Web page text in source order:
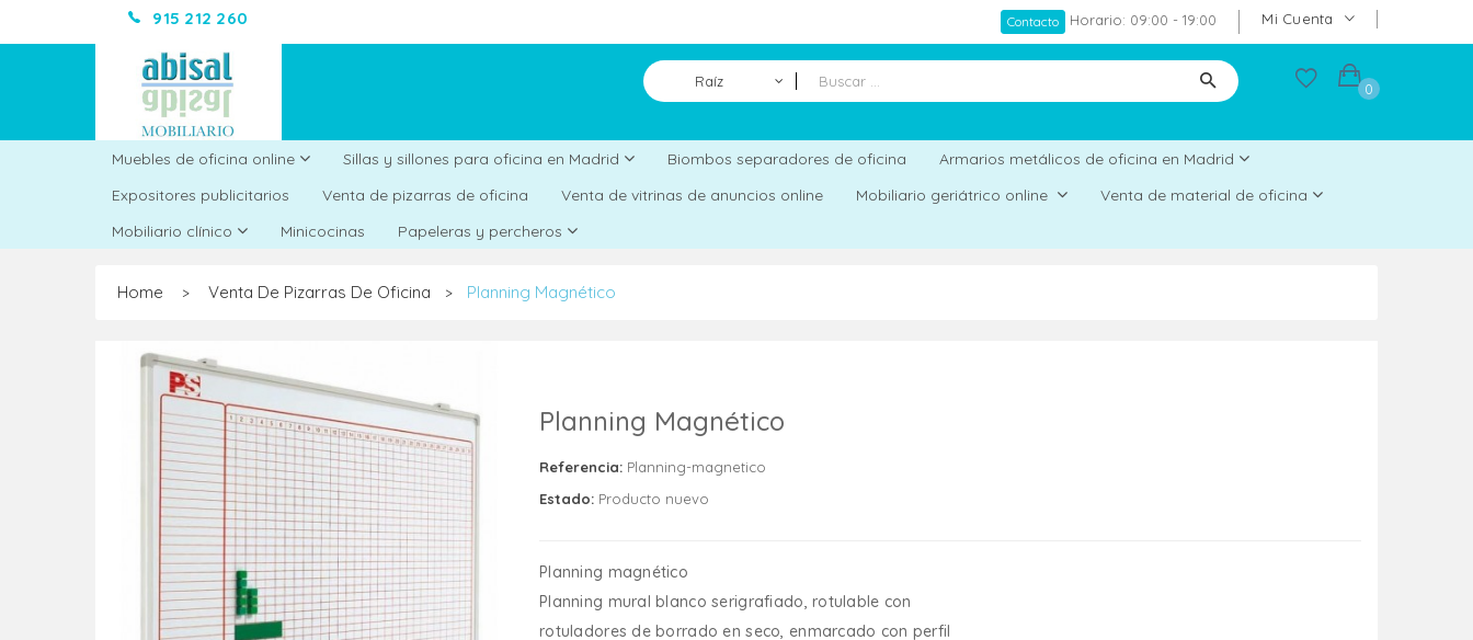
915 212 260 Mi Cuenta
Contacto Horario: 09:00 - 19:00
Raíz 0
Muebles de oficina online Sillas y sillones para oficina en Madrid Biombos separadores de oficina
Armarios metálicos de oficina en Madrid
Expositores publicitarios
Venta de pizarras de oficina Venta de vitrinas de anuncios online Mobiliario geriátrico online
Venta de material de oficina
Mobiliario clínico
Minicocinas Papeleras y percheros
Home > Venta De Pizarras De Oficina > Planning Magnético
Planning Magnético
Referencia: Planning-magnetico
Estado: Producto nuevo
Planning magnético
Planning mural blanco serigrafiado, rotulable con
rotuladores de borrado en seco, enmarcado con perfil